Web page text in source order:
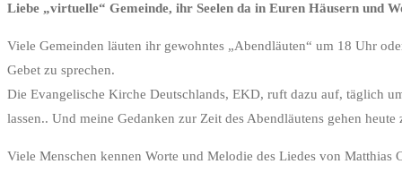
Liebe „virtuelle“ Gemeinde, ihr Seelen da in Euren Häusern und
Viele Gemeinden läuten ihr gewohntes „Abendläuten“ um 18 Uhr
Gebet zu sprechen.
Die Evangelische Kirche Deutschlands, EKD, ruft dazu auf, täglich
lassen.. Und meine Gedanken zur Zeit des Abendläutens gehen
Viele Menschen kennen Worte und Melodie des Liedes von